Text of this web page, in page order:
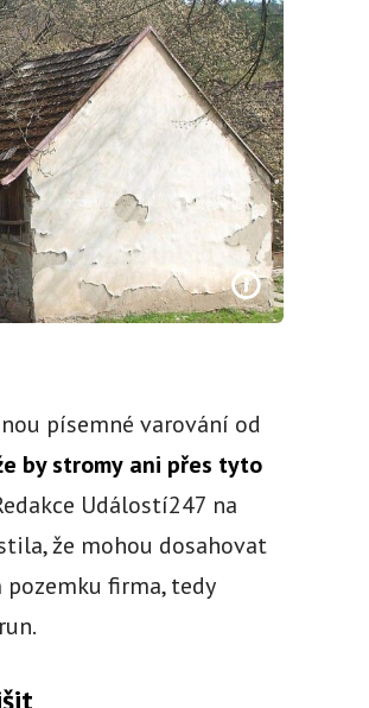
písemné varování od
bystromy ani přes tyto
Událostí247 na
že mohou dosahovat
firma, tedy